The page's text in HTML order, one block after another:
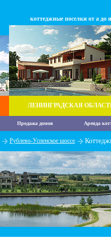
коттеджные поселки от а до я
ЛЕНИНГРАДСКАЯ
Продажа домов Аренда
Рублево-Успенское шоссе